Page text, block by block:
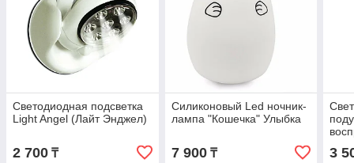
Светодиодная подсветка
Light Angel (Лайт Энджел)
2 700 ₸
Силиконовый Led ночник-
лампа "Кошечка" Улыбка
7 900₸ 3